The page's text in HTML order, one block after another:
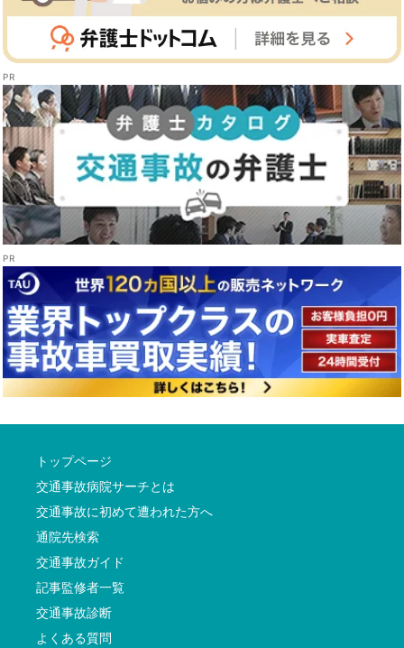
トップページ
交通事故病院サーチとは
交通事故に初めて遭われた方へ
通院先検索
交通事故ガイド
記事監修者一覧
交通事故診断
よくある質問